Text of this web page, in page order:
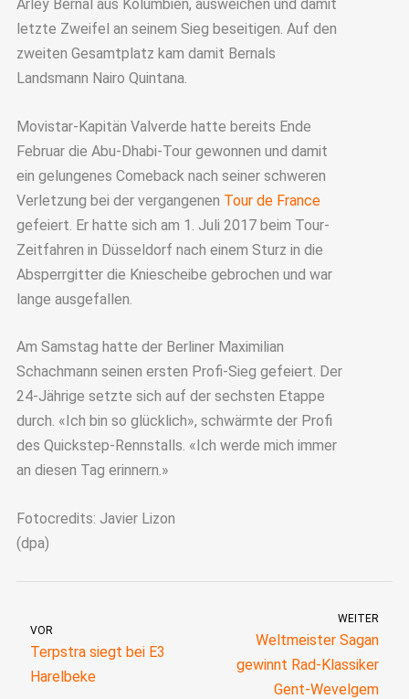
Arley Bernal aus Kolumbien, ausweichen und damit
letzte Zweifel an seinem Sieg beseitigen. Auf den
zweiten Gesamtplatz kam damit Bernals
Landsmann Nairo Quintana.
Movistar-Kapitän Valverde hatte bereits Ende
Februar die Abu-Dhabi-Tour gewonnen und damit
ein gelungenes Comeback nach seiner schweren
Verletzung bei der vergangenen Tour de France
gefeiert. Er hatte sich am 1. Juli 2017 beim Tour-
Zeitfahren in Düsseldorf nach einem Sturz in die
Absperrgitter die Kniescheibe gebrochen und war
lange ausgefallen.
Am Samstag hatte der Berliner Maximilian
Schachmann seinen ersten Profi-Sieg gefeiert. Der
24-Jährige setzte sich auf der sechsten Etappe
durch. «Ich bin so glücklich», schwärmte der Profi
des Quickstep-Rennstalls. «Ich werde mich immer
an diesen Tag erinnern.»
Fotocredits: Javier Lizon
(dpa)
VOR
Terpstra siegt bei E3
Harelbeke
WEITER
Weltmeister Sagan
gewinnt Rad-Klassiker
Gent-Wevelgem